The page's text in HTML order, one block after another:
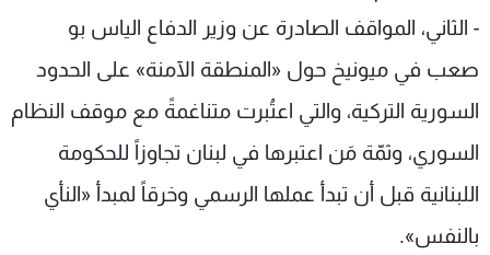
- الثاني، المواقف الصادرة عن وزير الدفاع الياس بو
صعب في ميونيخ حول «المنطقة الآمنة» على الحدود
السورية التركية، والتي اعتُبرت متناغمةً مع موقف النظام
السوري، وثمّة مَن اعتبرها في لبنان تجاوزاً للحكومة
اللبنانية قبل أن تبدأ عملها الرسمي وخرقاً لمبدأ «النأي
بالنفس».